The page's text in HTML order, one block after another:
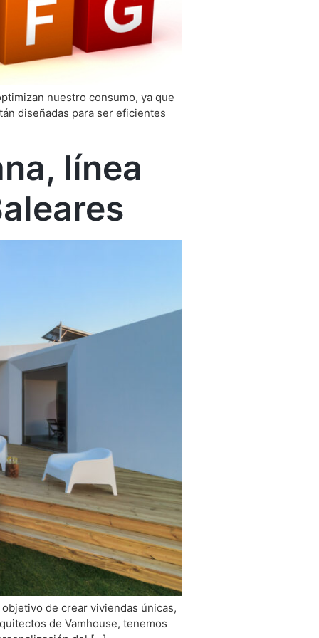
nuestro consumo, ya que
diseñadas para ser eficientes
línea
de crear viviendas únicas,
de Vamhouse, tenemos